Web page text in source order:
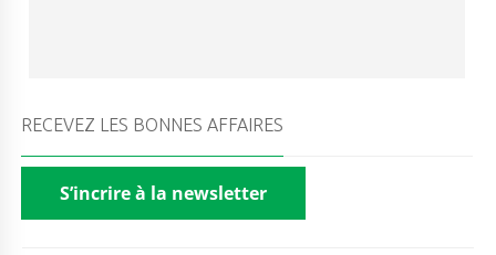
RECEVEZ LES BONNES AFFAIRES
S’incrire à la newsletter